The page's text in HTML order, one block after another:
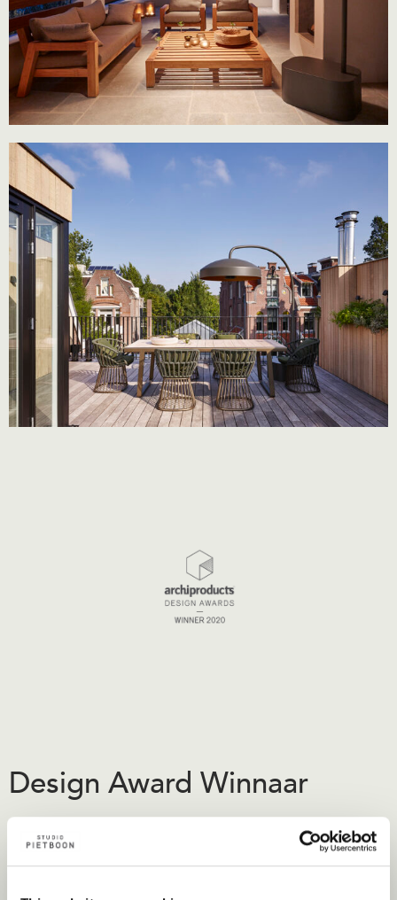
Design Award Winnaar
Met het ontwerp van de DISC hebben we de 2020